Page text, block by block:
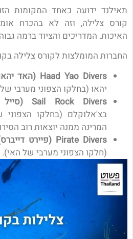
תאילנד ידועה כאחד המקומות
קורס צלילה, וזה לא בהכרח
האיכות. המדריכים והציוד ברמה
החברות המומלצות לקורס צלילה
Haad Yao Divers (האד יהאו דייברס)
יהאו (בחלקו הצפוני מערבי
Sail Rock Divers (סייל רוק דייברס)
בצ'אלוקלם (בחלקו
המרינה ממנה יוצאות רוב
Pirate Divers (
פיירט
(חלקו הצפוני מערבי של האי).